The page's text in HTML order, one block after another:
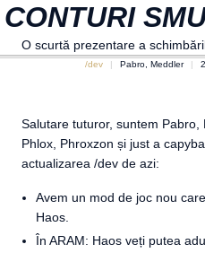
CONTURI
O scurtă prezentare a
/dev Pabro, Meddler
Salutare tuturor, suntem
Phlox, Phroxzon și just a
actualizarea /dev de azi:
Avem un mod de joc nou
Haos.
În ARAM: Haos veți putea